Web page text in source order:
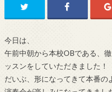
今日は、
午前中朝から本校OBである、
ッスンをしていただきました！
だいぶ、形になってきて本番の